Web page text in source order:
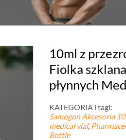
10ml z
Fiolka
płynnych
KATEGORIA i tagi:
Samogon Akcesoria 10
medical vial,
Bottle